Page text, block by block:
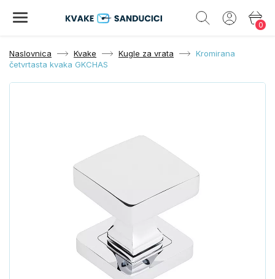
0
Naslovnica Kvake Kugle za vrata
Kromirana
četvrtasta kvaka GKCHAS